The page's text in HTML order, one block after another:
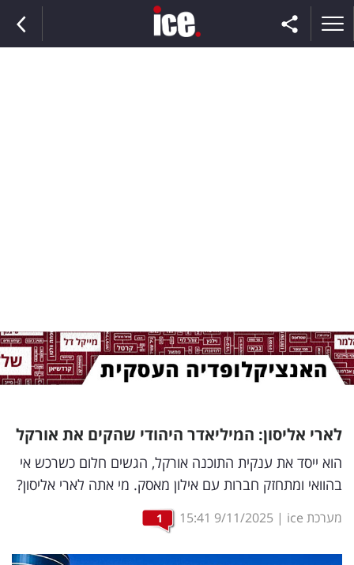
וצרכנות
נדל"ן
וטק
שיווק
לארי אליסון: המיליאדר היהודי שהקים את אורקל
הוא ייסד את ענקית התוכנה אורקל, הגשים חלום כשרכש אי
בהוואי ומתחזק חברות עם אילון מאסק. מי אתה לארי אליסון?
מערכת ice |
9/11/2025
15:41
1